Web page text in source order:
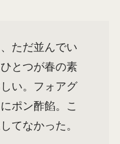
ただ並んでい
とつが春の素
い。フォアグ
ポン酢餡。こ
てなかった。